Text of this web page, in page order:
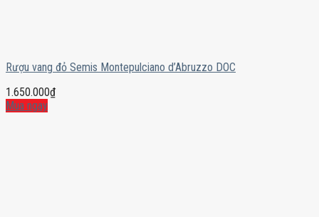
Rượu vang đỏ Semis Montepulciano d’Abruzzo DOC
1.650.000₫
Mua ngay